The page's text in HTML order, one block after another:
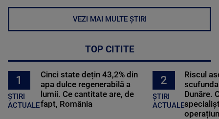
VEZI MAI MULTE ȘTIRI
TOP CITITE
1
ȘTIRI
ACTUALE
Cinci state dețin 43,2% din
apa dulce regenerabilă a
lumii. Ce cantitate are, de
fapt, România
2
ȘTIRI
ACTUALE
Riscul
Dunăre.